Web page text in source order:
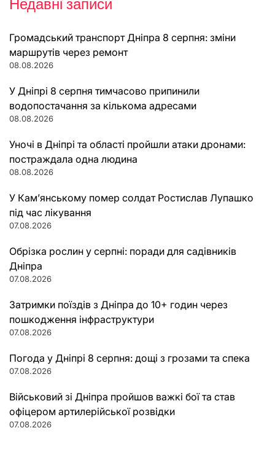
Громадський транспорт Дніпра 8 серпня: зміни
маршрутів через ремонт
08.08.2026
У Дніпрі 8 серпня тимчасово припинили
водопостачання за кількома адресами
08.08.2026
Уночі в Дніпрі та області пройшли атаки дронами:
постраждала одна людина
08.08.2026
У Кам’янському помер солдат Ростислав Лупашко
під час лікування
07.08.2026
Обрізка рослин у серпні: поради для садівників
Дніпра
07.08.2026
Затримки поїздів з Дніпра до 10+ годин через
пошкодження інфраструктури
07.08.2026
Погода у Дніпрі 8 серпня: дощі з грозами та спека
07.08.2026
Військовий зі Дніпра пройшов важкі бої та став
офіцером артилерійської розвідки
07.08.2026